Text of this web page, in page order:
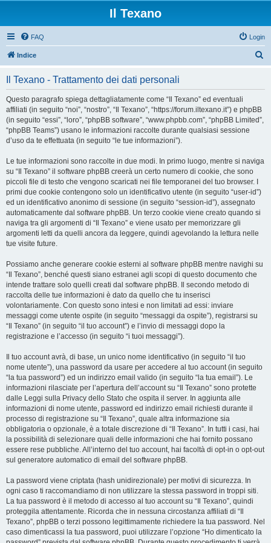
Il Texano
FAQ Login
Indice
Il Texano - Trattamento dei dati personali
Questo paragrafo spiega dettagliatamente come “Il Texano” ed eventuali
affiliati (in seguito “noi”, “nostro”, “Il Texano”, “https://forum.iltexano.it”) e phpBB
(in seguito “essi”, “loro”, “phpBB software”, “www.phpbb.com”, “phpBB Limited”,
“phpBB Teams”) usano le informazioni raccolte durante qualsiasi sessione
d’uso da te effettuata (in seguito “le tue informazioni”).
Le tue informazioni sono raccolte in due modi. In primo luogo, mentre si naviga
su “Il Texano” il software phpBB creerà un certo numero di cookie, che sono
piccoli file di testo che vengono scaricati nei file temporanei del tuo browser. I
primi due cookie contengono solo un identificativo utente (in seguito “user-id”)
ed un identificativo anonimo di sessione (in seguito “session-id”), assegnato
automaticamente dal software phpBB. Un terzo cookie viene creato quando si
naviga tra gli argomenti di “Il Texano” e viene usato per memorizzare gli
argomenti letti da quelli ancora da leggere, quindi agevolando la lettura nelle
tue visite future.
Possiamo anche generare cookie esterni al software phpBB mentre navighi su
“Il Texano”, benché questi siano estranei agli scopi di questo documento che
intende trattare solo quelli creati dal software phpBB. Il secondo metodo di
raccolta delle tue informazioni è dato da quello che tu inserisci
volontariamente. Con questo sono intesi e non limitati ad essi: inviare
messaggi come utente ospite (in seguito “messaggi da ospite”), registrarsi su
“Il Texano” (in seguito “il tuo account”) e l’invio di messaggi dopo la
registrazione e l’accesso (in seguito “i tuoi messaggi”).
Il tuo account avrà, di base, un unico nome identificativo (in seguito “il tuo
nome utente”), una password da usare per accedere al tuo account (in seguito
“la tua password”) ed un indirizzo email valido (in seguito “la tua email”). Le
informazioni rilasciate per l’apertura dell’account su “Il Texano” sono protette
dalle Leggi sulla Privacy dello Stato che ospita il server. In aggiunta alle
informazioni di nome utente, password ed indirizzo email richiesti durante il
processo di registrazione su “Il Texano”, quale altra informazione sia
obbligatoria o opzionale, è a totale discrezione di “Il Texano”. In tutti i casi, hai
la possibilità di selezionare quali delle informazioni che hai fornito possano
essere rese pubbliche. All’interno del tuo account, hai facoltà di opt-in o opt-out
sul generatore automatico di email del software phpBB.
La password viene criptata (hash unidirezionale) per motivi di sicurezza. In
ogni caso ti raccomandiamo di non utilizzare la stessa password in troppi siti.
La tua password è il metodo di accesso al tuo account su “Il Texano”, quindi
proteggila attentamente. Ricorda che in nessuna circostanza affiliati di “Il
Texano”, phpBB o terzi possono legittimamente richiedere la tua password. Nel
caso dimenticassi la tua password, puoi utilizzare l’opzione “Ho dimenticato la